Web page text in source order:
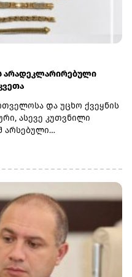
არადეკლარირებული
და უცხო ქვეყნის
ასევე კუთვნილი
არსებული
-782 გრამი ოქროს
საქონლის
მიმართ, საქმის
მიზნით, საქართველოს
სამსახურს